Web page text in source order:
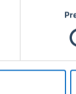
Valuta
Valuta 3
Valuta 2 stelle
Valuta 1 stelle su 5